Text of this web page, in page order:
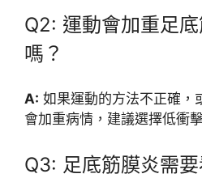
Q2: 運動會加重足
嗎？
A: 如果運動的方法不正確，
會加重病情，建議選擇低衝
Q3: 足底筋膜炎需要